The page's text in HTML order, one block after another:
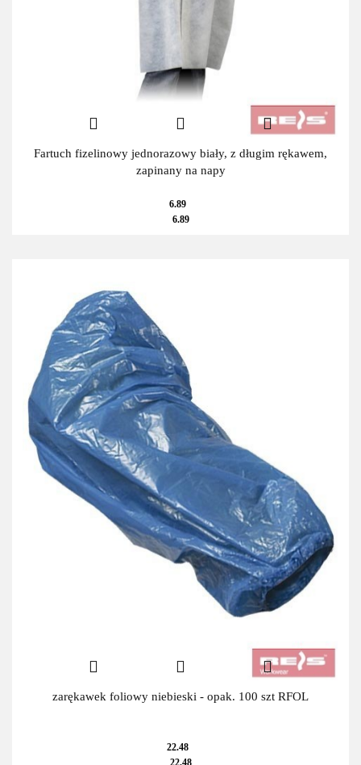
Fartuch fizelinowy jednorazowy biały, z długim rękawem,
zapinany na napy
6.89
6.89
zarękawek foliowy niebieski - opak. 100 szt RFOL
22.48